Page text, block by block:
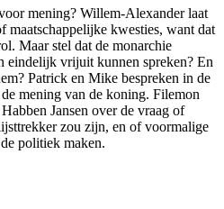
mening? Willem-Alexander laat
maatschappelijke kwesties, want dat
Maar stel dat de monarchie
eindelijk vrijuit kunnen spreken? En
Patrick en Mike bespreken in de
mening van de koning. Filemon
Jansen over de vraag of
zou zijn, en of voormalige
politiek maken.